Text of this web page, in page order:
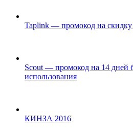
Taplink — промокод на скидку
Scout — промокод на 14 дней
использования
КИНЗА 2016